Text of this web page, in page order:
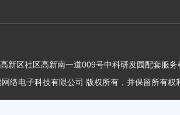
新区社区高新南一道009号中科研发园配套服务
络电子科技有限公司 版权所有，并保留所有权